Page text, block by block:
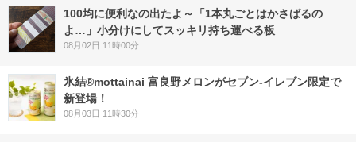
100均に便利なの出たよ～「1本丸ごとはかさばるの
よ…」小分けにしてスッキリ持ち運べる板
08月02日 11時00分
氷結®mottainai 富良野メロンがセブン‐イレブン限定で
新登場！
08月03日 11時30分